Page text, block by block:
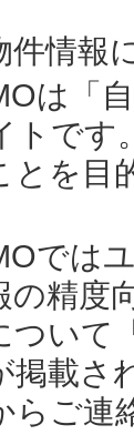
件情報
は「
トです
とを目
では
の精度
ついて
掲載さ
らご連